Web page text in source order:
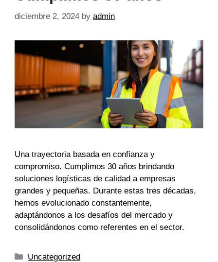
diciembre 2, 2024 by admin
Una trayectoria basada en confianza y
compromiso. Cumplimos 30 años brindando
soluciones logísticas de calidad a empresas
grandes y pequeñas. Durante estas tres décadas,
hemos evolucionado constantemente,
adaptándonos a los desafíos del mercado y
consolidándonos como referentes en el sector.
Uncategorized